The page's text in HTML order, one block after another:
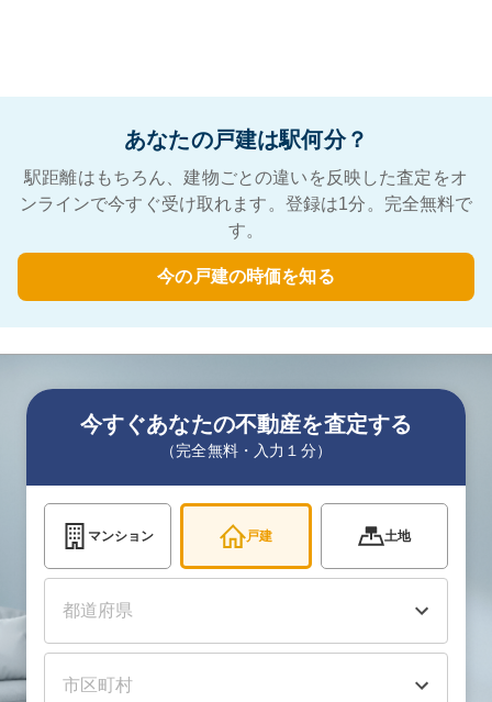
あなたの戸建は駅何分？
駅距離はもちろん、建物ごとの違いを反映した査定をオ
ンラインで今すぐ受け取れます。登録は1分。完全無料で
す。
今の戸建の時価を知る
今すぐあなたの不動産を査定する
（完全無料・入力１分）
マンション 戸建 土地